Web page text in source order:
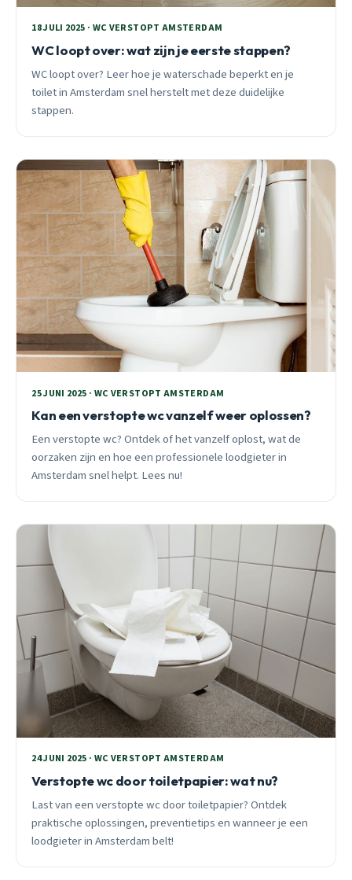
18 JULI 2025 · WC VERSTOPT AMSTERDAM
WC loopt over: wat zijn je eerste stappen?
WC loopt over? Leer hoe je waterschade beperkt en je
toilet in Amsterdam snel herstelt met deze duidelijke
stappen.
25 JUNI 2025 · WC VERSTOPT AMSTERDAM
Kan een verstopte wc vanzelf weer oplossen?
Een verstopte wc? Ontdek of het vanzelf oplost, wat de
oorzaken zijn en hoe een professionele loodgieter in
Amsterdam snel helpt. Lees nu!
24 JUNI 2025 · WC VERSTOPT AMSTERDAM
Verstopte wc door toiletpapier: wat nu?
Last van een verstopte wc door toiletpapier? Ontdek
praktische oplossingen, preventietips en wanneer je een
loodgieter in Amsterdam belt!